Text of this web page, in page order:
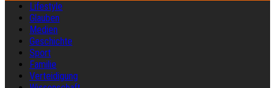
Lifestyle
Glauben
Medien
Geschichte
Sport
Familie
Verteidigung